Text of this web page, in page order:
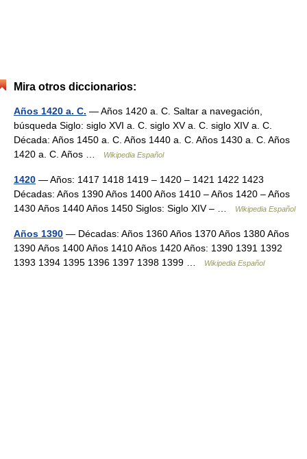
Mira otros diccionarios:
Años 1420 a. C. — Años 1420 a. C. Saltar a navegación,
búsqueda Siglo: siglo XVI a. C. siglo XV a. C. siglo XIV a. C.
Década: Años 1450 a. C. Años 1440 a. C. Años 1430 a. C. Años
1420 a. C. Años …
Wikipedia Español
1420 — Años: 1417 1418 1419 – 1420 – 1421 1422 1423
Décadas: Años 1390 Años 1400 Años 1410 – Años 1420 – Años
1430 Años 1440 Años 1450 Siglos: Siglo XIV – …
Wikipedia Español
Años 1390 — Décadas: Años 1360 Años 1370 Años 1380 Años
1390 Años 1400 Años 1410 Años 1420 Años: 1390 1391 1392
1393 1394 1395 1396 1397 1398 1399 …
Wikipedia Español